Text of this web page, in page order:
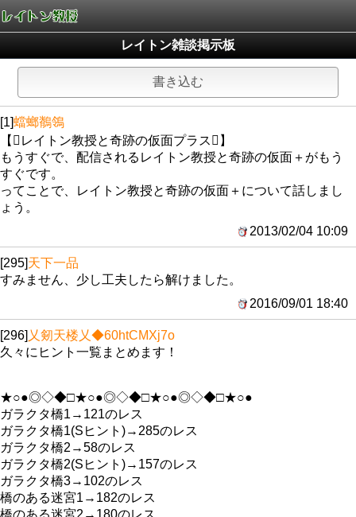
レイトン雑談掲示板
書き込む
[1]蟷螂鶺鴒
【レイトン教授と奇跡の仮面プラス】
もうすぐで、配信されるレイトン教授と奇跡の仮面＋がもう
すぐです。
ってことで、レイトン教授と奇跡の仮面＋について話しまし
ょう。
2013/02/04 10:09
[295]天下一品
すみません、少し工夫したら解けました。
2016/09/01 18:40
[296] 乂剱天楼乂◆60htCMXj7o
久々にヒント一覧まとめます！
★○●◎◇◆□★○●◎◇◆□★○●◎◇◆□★○●
ガラクタ橋1→121のレス
ガラクタ橋1(Sヒント)→285のレス
ガラクタ橋2→58のレス
ガラクタ橋2(Sヒント)→157のレス
ガラクタ橋3→102のレス
橋のある迷宮1→182のレス
橋のある迷宮2→180のレス